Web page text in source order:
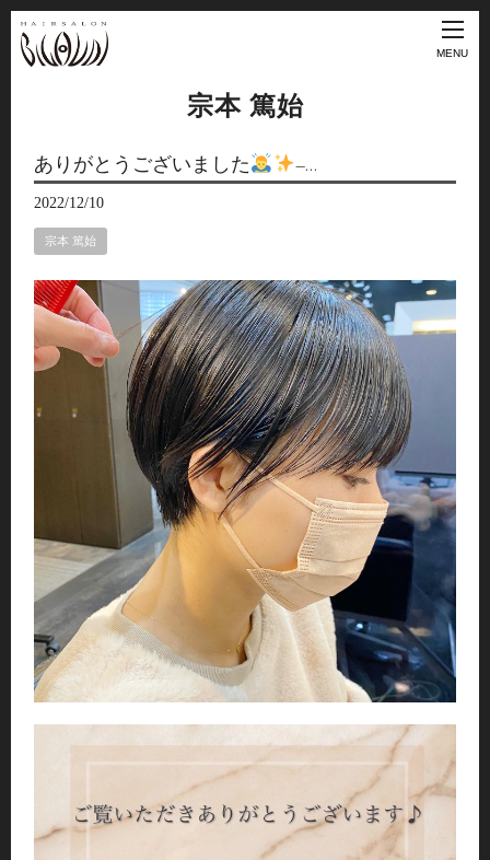
MENU
宗本 篤始
ありがとうございました –…
2022/12/10
宗本 篤始